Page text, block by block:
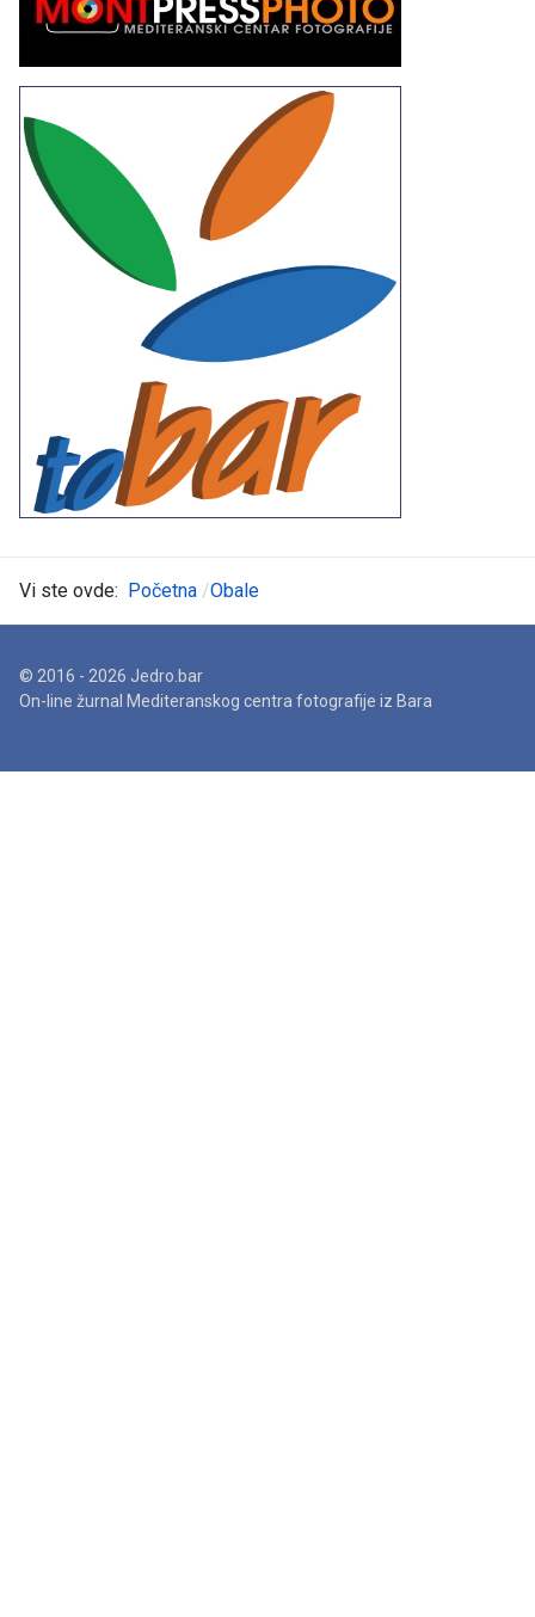
Vi ste ovde: Početna Obale
© 2016 - 2026 Jedro.bar
On-line žurnal Mediteranskog centra fotografije iz Bara